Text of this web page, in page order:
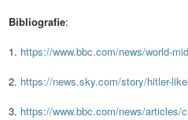
Bibliografie:
1. https://www.bbc.com/news/world-
2. https://news.sky.com/story/hitler-
3. https://www.bbc.com/news/articles/